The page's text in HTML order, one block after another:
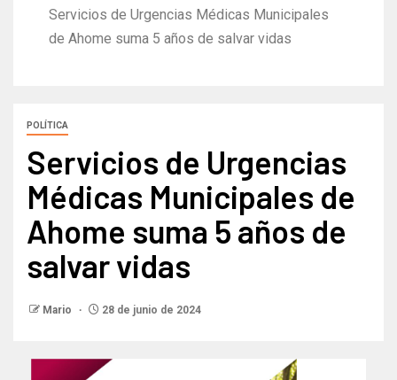
Servicios de Urgencias Médicas Municipales
de Ahome suma 5 años de salvar vidas
POLÍTICA
Servicios de Urgencias
Médicas Municipales de
Ahome suma 5 años de
salvar vidas
Mario 28 de junio de 2024